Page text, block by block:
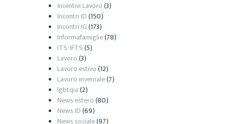
Incentivi Lavoro(3)
Incontri ID(150)
Incontri IG(173)
Informafamiglie(78)
ITS-IFTS(5)
Lavoro(3)
Lavoro estivo(12)
Lavoro invernale(7)
lgbtqia(2)
News estero(80)
News ID(69)
News sociale(97)